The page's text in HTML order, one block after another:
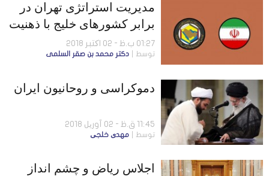
مدیریت استراتژی تهران در
برابر کشورهای خلیج با ذهنیت
ناسیونالیستی
01:27 ب.ظ - 02 اکتبر 2018
توسط دكتر محمد بن صقر السلمى
دموکراسی و روحانیون ایران
11:45 ق.ظ - 02 آوریل 2018
توسط مهدی خلجی
اجلاس ریاض و چشم انداز